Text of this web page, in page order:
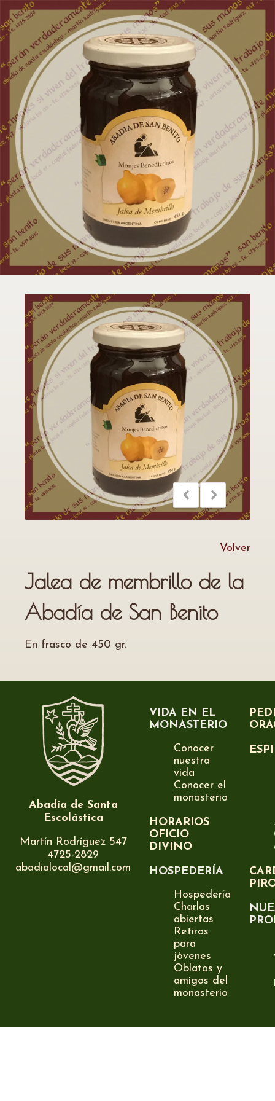
Volver
Jalea de membrillo de la
Abadía de San Benito
En frasco de 450 gr.
Abadía de Santa
Escolástica
Martín Rodríguez 547
4725-2829
abadialocal@gmail.com
VIDA EN EL
MONASTERIO
Conocer
nuestra
vida
Conocer el
monasterio
HORARIOS
OFICIO
DIVINO
HOSPEDERÍA
Hospedería
Charlas
abiertas
Retiros
para
jóvenes
Oblatos y
amigos del
monasterio